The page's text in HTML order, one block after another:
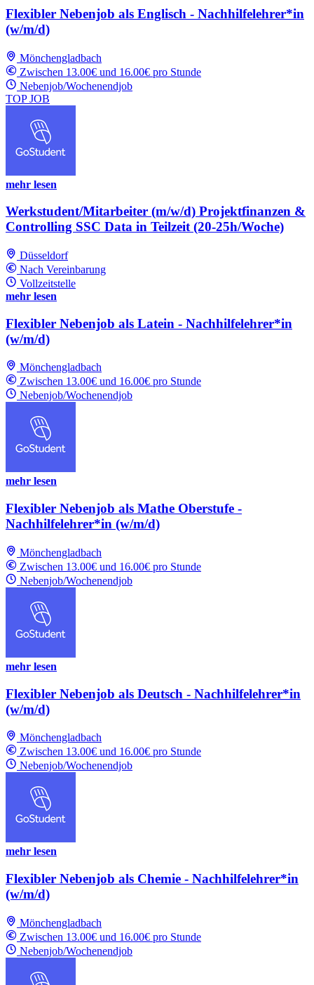
Flexibler Nebenjob als Englisch - Nachhilfelehrer*in
(w/m/d)
Mönchengladbach
Zwischen 13.00€ und 16.00€ pro Stunde
Nebenjob/Wochenendjob
TOP JOB
mehr lesen
Werkstudent/Mitarbeiter (m/w/d) Projektfinanzen &
Controlling SSC Data in Teilzeit (20-25h/Woche)
Düsseldorf
Nach Vereinbarung
Vollzeitstelle
mehr lesen
Flexibler Nebenjob als Latein - Nachhilfelehrer*in
(w/m/d)
Mönchengladbach
Zwischen 13.00€ und 16.00€ pro Stunde
Nebenjob/Wochenendjob
mehr lesen
Flexibler Nebenjob als Mathe Oberstufe -
Nachhilfelehrer*in (w/m/d)
Mönchengladbach
Zwischen 13.00€ und 16.00€ pro Stunde
Nebenjob/Wochenendjob
mehr lesen
Flexibler Nebenjob als Deutsch - Nachhilfelehrer*in
(w/m/d)
Mönchengladbach
Zwischen 13.00€ und 16.00€ pro Stunde
Nebenjob/Wochenendjob
mehr lesen
Flexibler Nebenjob als Chemie - Nachhilfelehrer*in
(w/m/d)
Mönchengladbach
Zwischen 13.00€ und 16.00€ pro Stunde
Nebenjob/Wochenendjob